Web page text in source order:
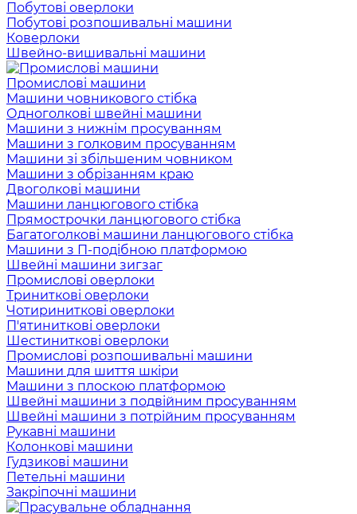
Побутові оверлоки
Побутові розпошивальні машини
Коверлоки
Швейно-вишивальні машини
Промислові машини
Машини човникового стібка
Одноголкові швейні машини
Машини з нижнім просуванням
Машини з голковим просуванням
Машини зі збільшеним човником
Машини з обрізанням краю
Двоголкові машини
Машини ланцюгового стібка
Прямострочки ланцюгового стібка
Багатоголкові машини ланцюгового стібка
Машини з П-подібною платформою
Швейні машини зигзаг
Промислові оверлоки
Триниткові оверлоки
Чотириниткові оверлоки
П'ятиниткові оверлоки
Шестиниткові оверлоки
Промислові розпошивальні машини
Машини для шиття шкіри
Машини з плоскою платформою
Швейні машини з подвійним просуванням
Швейні машини з потрійним просуванням
Рукавні машини
Колонкові машини
Гудзикові машини
Петельні машини
Закріпочні машини